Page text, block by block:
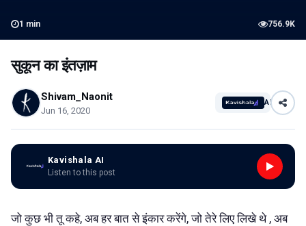
1 min 756.9K
सुकून का इंतज़ाम
Shivam_Naonit
Jun 16, 2020
AI
Kavishala AI
Listen to this post
जो कुछ भी तू कहे, अब हर बात से इंकार करेंगे, जो तेरे लिए लिखे थे , अब